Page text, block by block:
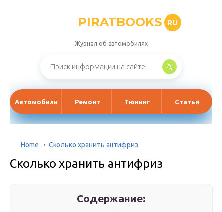
PIRATBOOKS RU
Журнал об автомобилях
Автомобили Ремонт Тюнинг Статьи
Home Сколько хранить антифриз
Сколько хранить антифриз
Содержание: